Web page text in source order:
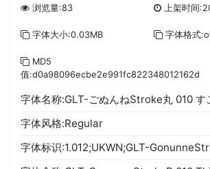
浏览量:83 上架时间
字体大小:0.03MB 字体格式
MD5
值:d0a98096ecbe2e991fc822348012162d
字体名称:GLT-ごぬんねStroke丸 010 す
字体风格:Regular
字体标识:1.012;UKWN;GLT-